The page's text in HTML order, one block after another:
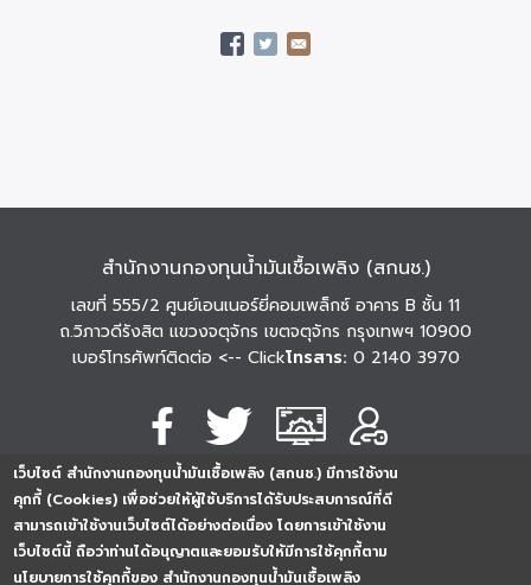
เว็บไซต์ สำนักงานกองทุนน้ำมันเชื้อเพลิง (สกนช.) มีการใช้งาน
คุกกี้ (Cookies) เพื่อช่วยให้ผู้ใช้บริการได้รับประสบการณ์ที่ดี
สามารถเข้าใช้งานเว็บไซต์ได้อย่างต่อเนื่อง โดยการเข้าใช้งาน
เว็บไซต์นี้ ถือว่าท่านได้อนุญาตและยอมรับให้มีการใช้คุกกี้ตาม
นโยบายการใช้คุกกี้ของ สำนักงานกองทุนน้ำมันเชื้อเพลิง
สำนักงานกองทุนน้ำมันเชื้อเพลิง (สกนช.)
เลขที่ 555/2 ศูนย์เอนเนอร์ยี่คอมเพล็กซ์ อาคาร B ชั้น 11
ถ.วิภาวดีรังสิต แขวงจตุจักร เขตจตุจักร กรุงเทพฯ 10900
เบอร์โทรศัพท์ติดต่อ <-- Clickโทรสาร: 0 2140 3970
นโยบายการคุ้มครอง
ข้อมูลส่วนบุคคล
นโยบายการรักษาความ
มั่นคงปลอดภัย
Analytics
254296
0 2 5 4 2 9 6